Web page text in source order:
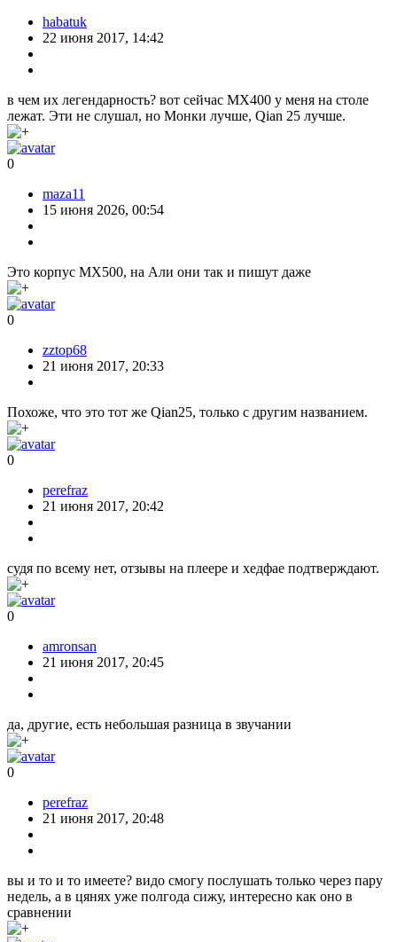
habatuk
22 июня 2017, 14:42
в чем их легендарность? вот сейчас MX400 у меня на столе
лежат. Эти не слушал, но Монки лучше, Qian 25 лучше.
0
maza11
15 июня 2026, 00:54
Это корпус MX500, на Али они так и пишут даже
0
zztop68
21 июня 2017, 20:33
Похоже, что это тот же Qian25, только с другим названием.
0
perefraz
21 июня 2017, 20:42
судя по всему нет, отзывы на плеере и хедфае подтверждают.
0
amronsan
21 июня 2017, 20:45
да, другие, есть небольшая разница в звучании
0
perefraz
21 июня 2017, 20:48
вы и то и то имеете? видо смогу послушать только через пару
недель, а в цянях уже полгода сижу, интересно как оно в
сравнении